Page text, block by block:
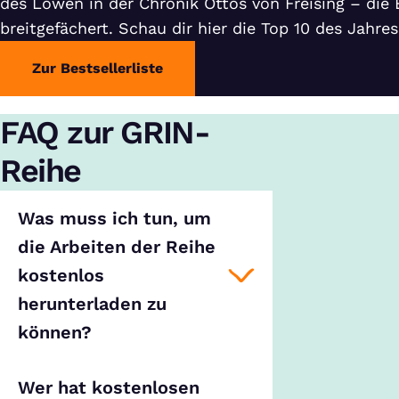
breitgefächert. Schau dir hier die Top 10 des
Zur Bestsellerliste
FAQ zur GRIN-
Reihe
Was muss ich tun, um
die Arbeiten der Reihe
kostenlos
herunterladen zu
können?
Wer hat kostenlosen